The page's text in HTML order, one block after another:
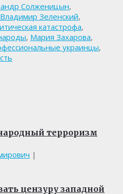
Солженицын,
Владимир Зеленский,
катастрофа,
, Мария Захарова,
украинцы,
терроризм
|
цензуру западной